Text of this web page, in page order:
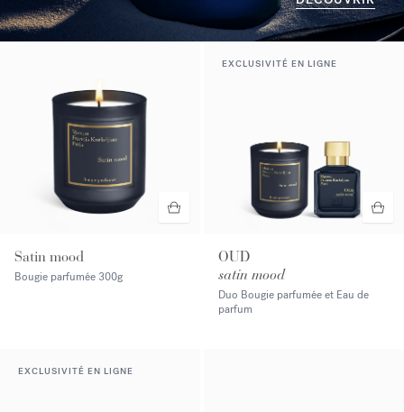
Satin mood
Bougie parfumée 300g
EXCLUSIVITÉ EN LIGNE
OUD
satin mood
Duo Bougie parfumée et Eau de
parfum
EXCLUSIVITÉ EN LIGNE